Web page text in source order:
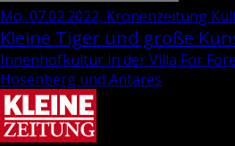
Mo, 07.02.2022, Kronenzeitung
Kleine Tiger und große
Innenhofkultur in der Villa For
Hosenberg und Antares